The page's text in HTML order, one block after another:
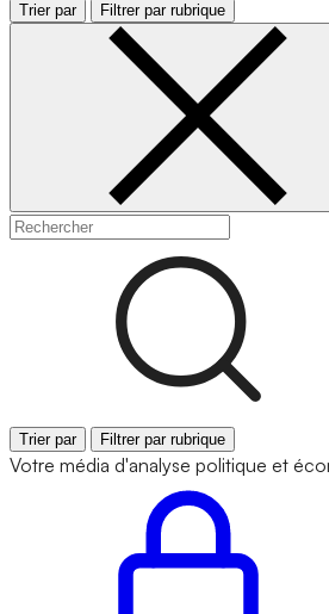
Trier par Filtrer par rubrique
Trier par Filtrer par rubrique
Votre média d'analyse politique et